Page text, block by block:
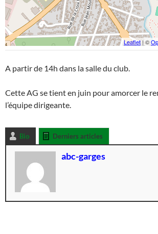
Leaflet| ©
A partir de 14h dans la salle du club.
Cette AG se tient en juin pour amorcer le
l’équipe dirigeante.
Bio Derniers articles
abc-garges